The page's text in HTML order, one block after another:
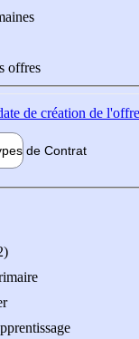
offres
de création de l'offre
de Contrat